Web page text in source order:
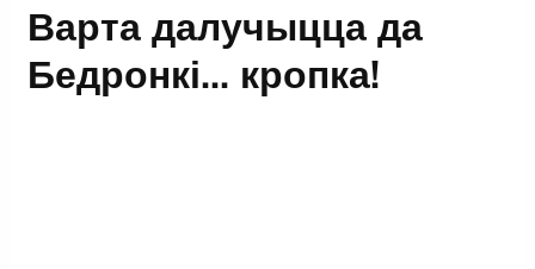
Варта далучыцца да
Бедронкі... кропка!